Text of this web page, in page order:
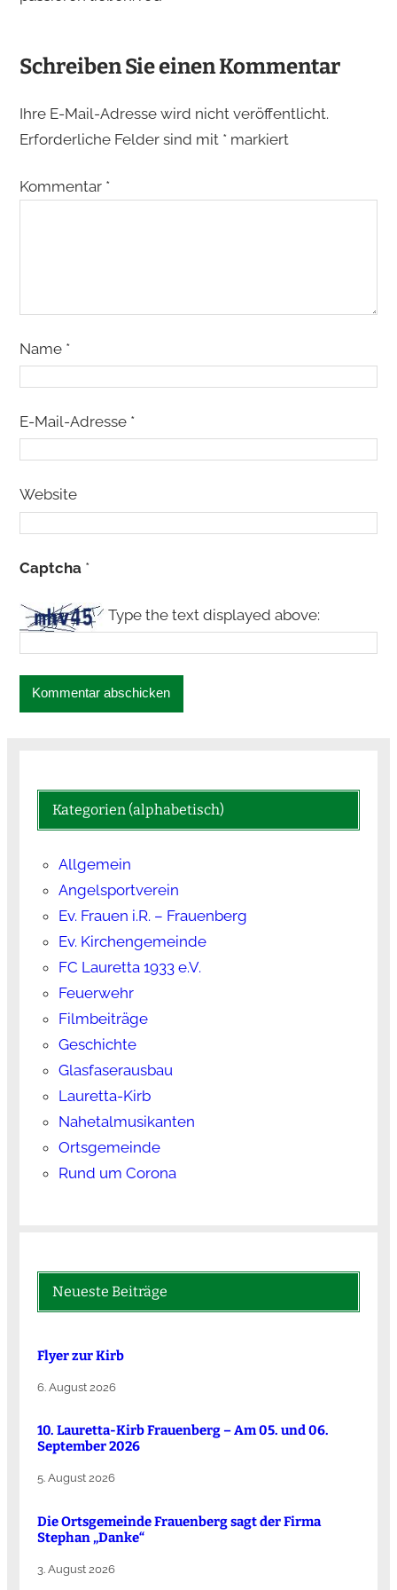
Schreiben Sie einen Kommentar
Ihre E-Mail-Adresse wird nicht veröffentlicht.
Erforderliche Felder sind mit *markiert
Kommentar *
Name *
E-Mail-Adresse *
Website
Captcha *
Type the text displayed above:
Kategorien (alphabetisch)
Allgemein
Angelsportverein
Ev. Frauen i.R. – Frauenberg
Ev. Kirchengemeinde
FC Lauretta 1933 e.V.
Feuerwehr
Filmbeiträge
Geschichte
Glasfaserausbau
Lauretta-Kirb
Nahetalmusikanten
Ortsgemeinde
Rund um Corona
Neueste Beiträge
Flyer zur Kirb
6. August 2026
10. Lauretta-Kirb Frauenberg – Am 05. und 06.
September 2026
5. August 2026
Die Ortsgemeinde Frauenberg sagt der Firma
Stephan „Danke“
3. August 2026